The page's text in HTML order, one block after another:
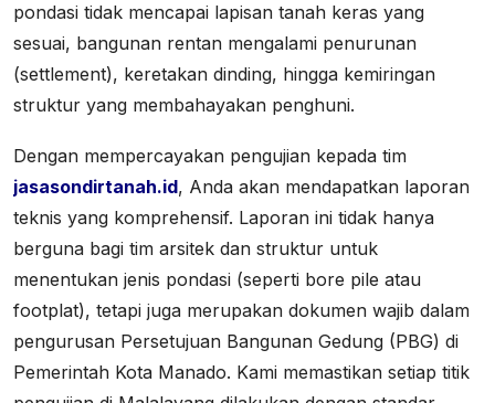
pondasi tidak mencapai lapisan tanah keras yang
sesuai, bangunan rentan mengalami penurunan
(settlement), keretakan dinding, hingga kemiringan
struktur yang membahayakan penghuni.
Dengan mempercayakan pengujian kepada tim
jasasondirtanah.id, Anda akan mendapatkan laporan
teknis yang komprehensif. Laporan ini tidak hanya
berguna bagi tim arsitek dan struktur untuk
menentukan jenis pondasi (seperti bore pile atau
footplat), tetapi juga merupakan dokumen wajib dalam
pengurusan Persetujuan Bangunan Gedung (PBG) di
Pemerintah Kota Manado. Kami memastikan setiap titik